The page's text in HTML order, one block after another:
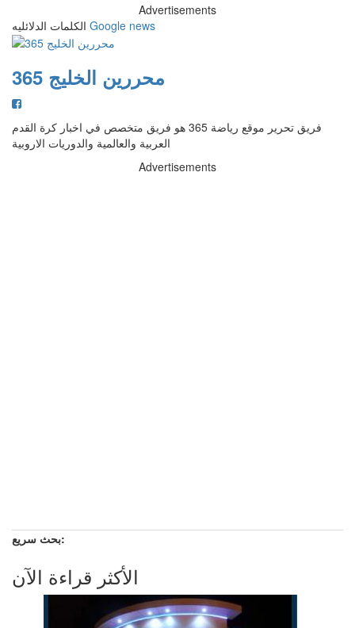
Advertisements
الكلمات الدلائليه Google news
محررين الخليج 365
فريق تحرير موقع رياضة 365 هو فريق متخصص في اخبار كرة القدم
العربية والعالمية والدوريات الاروبية
Advertisements
بحث سريع:
الأكثر قراءة الآن